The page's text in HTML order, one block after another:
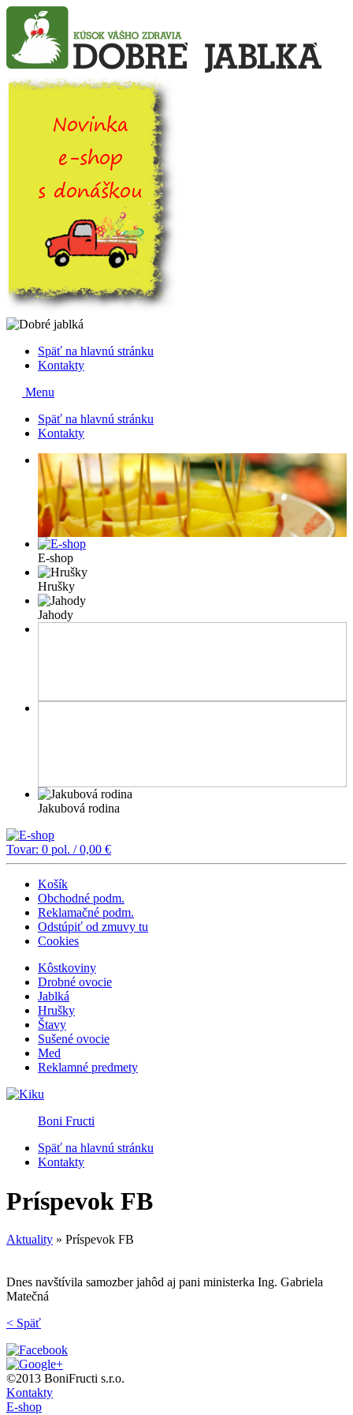
Späť na hlavnú stránku
Kontakty
Menu
Späť na hlavnú stránku
Kontakty
E-shop
Hrušky
Jahody
Jakubová rodina
Tovar: 0 pol. /0,00 €
Košík
Obchodné podm.
Reklamačné podm.
Odstúpiť od zmuvy tu
Cookies
Kôstkoviny
Drobné ovocie
Jablká
Hrušky
Štavy
Sušené ovocie
Med
Reklamné predmety
Boni Fructi
Späť na hlavnú stránku
Kontakty
Príspevok FB
Aktuality » Príspevok FB
Dnes navštívila samozber jahôd aj pani ministerka Ing. Gabriela
Matečná
< Späť
©2013 BoniFructi s.r.o.
Kontakty
E-shop